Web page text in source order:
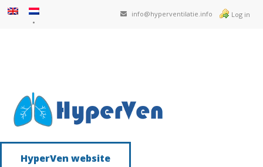
info@hyperventilatie.info Log in
HyperVen website